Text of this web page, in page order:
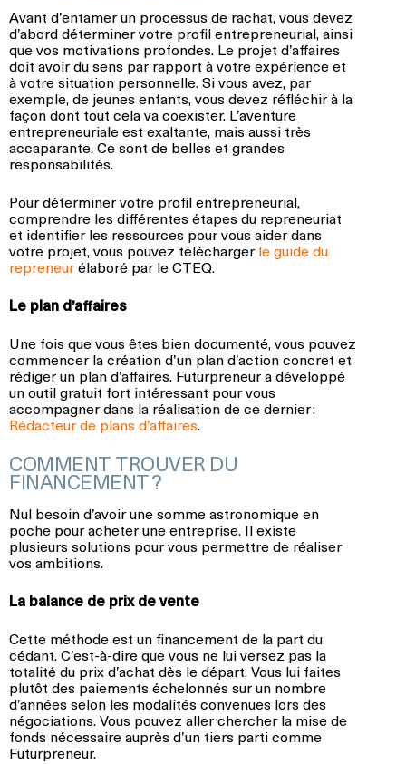
Avant d’entamer un processus de rachat, vous devez
d’abord déterminer votre profil entrepreneurial, ainsi
que vos motivations profondes. Le projet d’affaires
doit avoir du sens par rapport à votre expérience et
à votre situation personnelle. Si vous avez, par
exemple, de jeunes enfants, vous devez réfléchir à la
façon dont tout cela va coexister. L’aventure
entrepreneuriale est exaltante, mais aussi très
accaparante. Ce sont de belles et grandes
responsabilités.
Pour déterminer votre profil entrepreneurial,
comprendre les différentes étapes du repreneuriat
et identifier les ressources pour vous aider dans
votre projet, vous pouvez téléchargerle guide du
repreneurélaboré par le CTEQ.
Le plan d’affaires
Une fois que vous êtes bien documenté, vous pouvez
commencer la création d’un plan d’action concret et
rédiger un plan d’affaires. Futurpreneur a développé
un outil gratuit fort intéressant pour vous
accompagner dans la réalisation de ce dernier :
Rédacteur de plans d’affaires.
COMMENT TROUVER DU
FINANCEMENT ?
Nul besoin d’avoir une somme astronomique en
poche pour acheter une entreprise. Il existe
plusieurs solutions pour vous permettre de réaliser
vos ambitions.
La balance de prix de vente
Cette méthode est un financement de la part du
cédant. C’est-à-dire que vous ne lui versez pas la
totalité du prix d’achat dès le départ. Vous lui faites
plutôt des paiements échelonnés sur un nombre
d’années selon les modalités convenues lors des
négociations. Vous pouvez aller chercher la mise de
fonds nécessaire auprès d’un tiers parti comme
Futurpreneur.